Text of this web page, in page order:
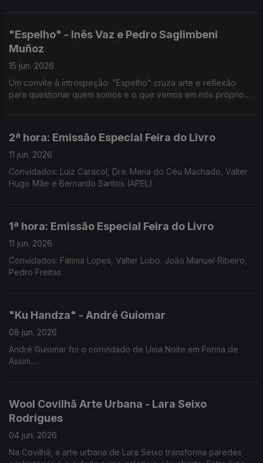
"Espelho" - Inês Vaz e Pedro Saglimbeni
Muñoz
15 jun. 2026
Um convite à introspeção: "Espelho" cruza arte e reflexão
para questionar quem somos e o que vemos em nós próprios.
2ª hora: Emissão Especial Feira do Livro
11 jun. 2026
Convidados: Luiz Caracol, Dra. Maria do Céu Machado, Valter
Hugo Mãe e Bernardo Santos (APEL).
1ª hora: Emissão Especial Feira do Livro
11 jun. 2026
Convidados: Fátima Lopes, Valter Lobo. João Manuel Ribeiro,
Pedro Freitas
"Ku Handza" - André Guiomar
08 jun. 2026
André Guiomar foi o convidado de Uma Noite em Forma de
Assim.
Wool Covilhã Arte Urbana - Lara Seixo
Rodrigues
04 jun. 2026
Na Covilhã, a arte urbana de Lara Seixo transforma paredes